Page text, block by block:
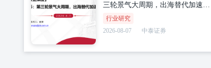
三轮景气大周期，出海替代加速、
国内政策延续
行业研究
2026-08-07
中泰证券